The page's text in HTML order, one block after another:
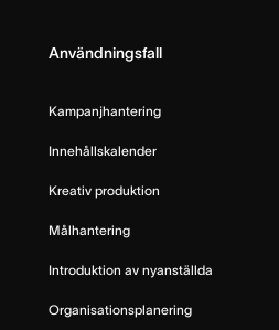
Användningsfall
Kampanjhantering
Innehållskalender
Kreativ produktion
Målhantering
Introduktion av nyanställda
Organisationsplanering